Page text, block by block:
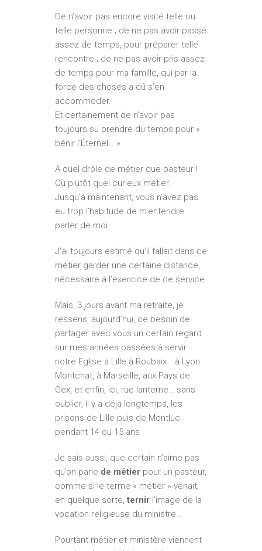
De n’avoir pas encore visité telle ou
telle personne ; de ne pas avoir passé
assez de temps, pour préparer telle
rencontre ; de ne pas avoir pris assez
de temps pour ma famille, qui par la
force des choses a dû s’en
accommoder.
Et certainement de n’avoir pas
toujours su prendre du temps pour «
bénir l’Éternel… »
A quel drôle de métier que pasteur !
Ou plutôt quel curieux métier.
Jusqu’à maintenant, vous n’avez pas
eu trop l’habitude de m’entendre
parler de moi…
J’ai toujours estimé qu’il fallait dans ce
métier garder une certaine distance,
nécessaire à l’exercice de ce service.
Mais, 3 jours avant ma retraite, je
ressens, aujourd’hui, ce besoin de
partager avec vous un certain regard
sur mes années passées à servir
notre Eglise à Lille à Roubaix… à Lyon
Montchat, à Marseille, aux Pays de
Gex, et enfin, ici, rue lanterne… sans
oublier, il y a déjà longtemps, les
prisons de Lille puis de Montluc
pendant 14 ou 15 ans
Je sais aussi, que certain n’aime pas
qu’on parle de métier pour un pasteur,
comme si le terme « métier » venait,
en quelque sorte, ternir l’image de la
vocation religieuse du ministre…
Pourtant métier et ministère viennent